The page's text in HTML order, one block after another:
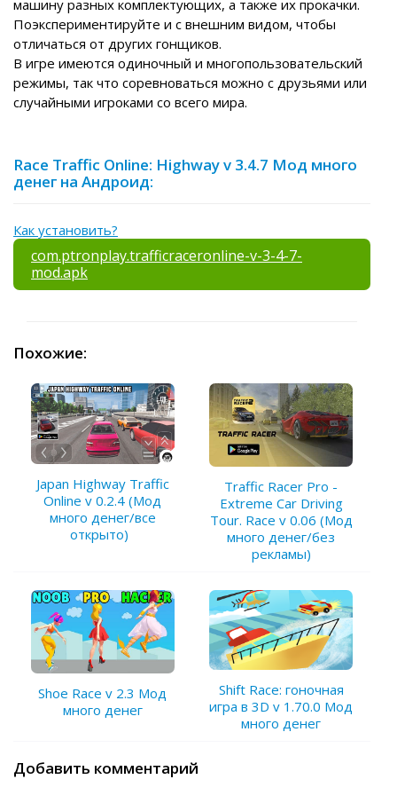
машину разных комплектующих, а также их прокачки.
Поэкспериментируйте и с внешним видом, чтобы
отличаться от других гонщиков.
В игре имеются одиночный и многопользовательский
режимы, так что соревноваться можно с друзьями или
случайными игроками со всего мира.
Race Traffic Online: Highway v 3.4.7 Мод много
денег на Андроид:
Как установить?
com.ptronplay.trafficraceronline-v-3-4-7-
mod.apk
Похожие:
Japan Highway Traffic
Online v 0.2.4 (Мод
много денег/все
открыто)
Traffic Racer Pro -
Extreme Car Driving
Tour. Race v 0.06 (Мод
много денег/без
рекламы)
Shoe Race v 2.3 Мод
много денег
Shift Race: гоночная
игра в 3D v 1.70.0 Мод
много денег
Добавить комментарий